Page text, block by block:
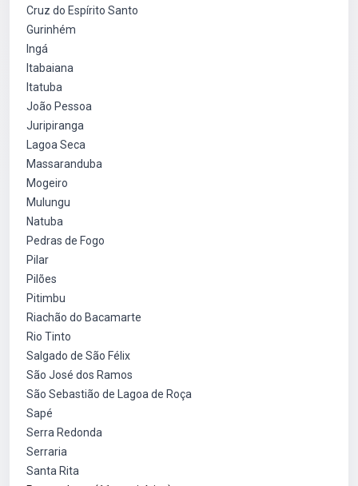
Cruz do Espírito Santo
Gurinhém
Ingá
Itabaiana
Itatuba
João Pessoa
Juripiranga
Lagoa Seca
Massaranduba
Mogeiro
Mulungu
Natuba
Pedras de Fogo
Pilar
Pilões
Pitimbu
Riachão do Bacamarte
Rio Tinto
Salgado de São Félix
São José dos Ramos
São Sebastião de Lagoa de Roça
Sapé
Serra Redonda
Serraria
Santa Rita